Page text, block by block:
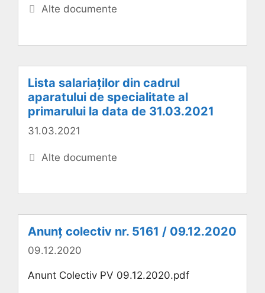
Categorii
Alte documente
Lista salariaților din cadrul
aparatului de specialitate al
primarului la data de 31.03.2021
31.03.2021
Categorii
Alte documente
Anunț colectiv nr. 5161 / 09.12.2020
09.12.2020
Anunt Colectiv PV 09.12.2020.pdf